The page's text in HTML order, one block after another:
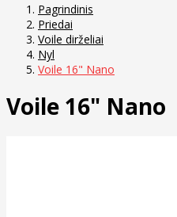
Pagrindinis
Priedai
Voile dirželiai
Nyl
Voile 16" Nano
Voile 16" Nano